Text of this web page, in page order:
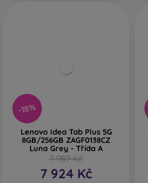
-18%
Lenovo Idea Tab Plus 5G
8GB/256GB ZAGF0138CZ
Luna Grey - Třída A
7 989 Kč
7 924 Kč